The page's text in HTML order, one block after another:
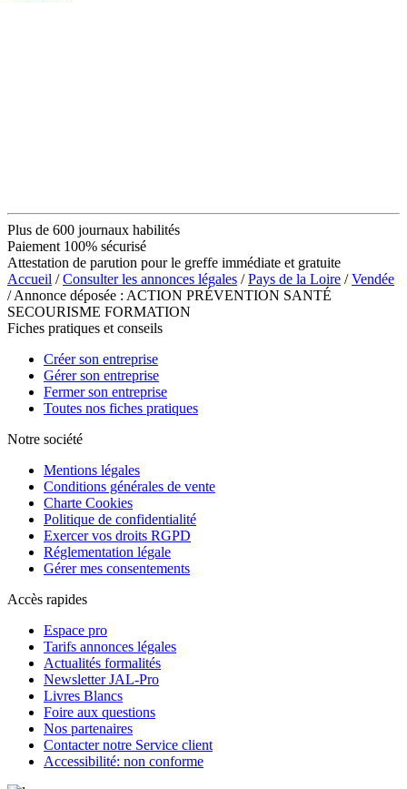
Plus de 600 journaux habilités
Paiement 100% sécurisé
Attestation de parution pour le greffe immédiate et gratuite
Accueil /Consulter les annonces légales /Pays de la Loire /Vendée
/ Annonce déposée : ACTION PRÉVENTION SANTÉ
SECOURISME FORMATION
Fiches pratiques et conseils
Créer son entreprise
Gérer son entreprise
Fermer son entreprise
Toutes nos fiches pratiques
Notre société
Mentions légales
Conditions générales de vente
Charte Cookies
Politique de confidentialité
Exercer vos droits RGPD
Réglementation légale
Gérer mes consentements
Accès rapides
Espace pro
Tarifs annonces légales
Actualités formalités
Newsletter JAL-Pro
Livres Blancs
Foire aux questions
Nos partenaires
Contacter notre Service client
Accessibilité: non conforme